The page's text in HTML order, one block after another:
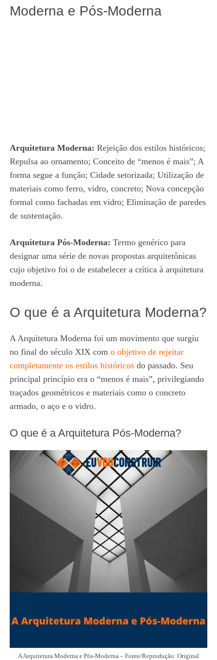
Moderna e Pós-Moderna
Arquitetura Moderna: Rejeição dos estilos históricos;
Repulsa ao ornamento; Conceito de “menos é mais”; A
forma segue a função; Cidade setorizada; Utilização de
materiais como ferro, vidro, concreto; Nova concepção
formal como fachadas em vidro; Eliminação de paredes
de sustentação.
Arquitetura Pós-Moderna: Termo genérico para
designar uma série de novas propostas arquitetônicas
cujo objetivo foi o de estabelecer a crítica à arquitetura
moderna.
O que é a Arquitetura Moderna?
A Arquitetura Moderna foi um movimento que surgiu
no final do século XIX com o objetivo de rejeitar
completamente os estilos históricos do passado. Seu
principal princípio era o “menos é mais”, privilegiando
traçados geométricos e materiais como o concreto
armado, o aço e o vidro.
O que é a Arquitetura Pós-Moderna?
A Arquitetura Moderna e Pós-Moderna – Fonte/Reprodução: Original